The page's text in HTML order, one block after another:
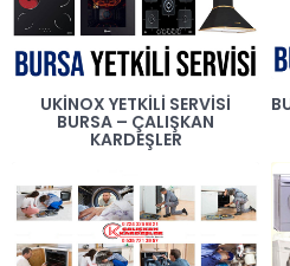
UKINOX YETKILI SERVISI
BURSA – ÇALIŞKAN
KARDEŞLER